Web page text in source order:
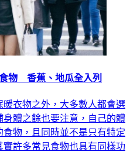
物 香蕉、地瓜全入列
衣物之外，大多數人都會選
體之餘也要注意，自己的體
物，且同時並不是只有特定
許多常見食物也具有同樣功